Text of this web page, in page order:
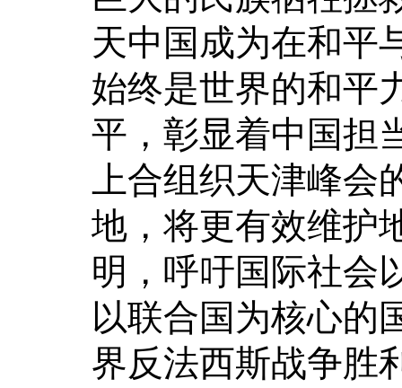
天中国成为在和平
始终是世界的和平
平，彰显着中国担
上合组织天津峰会
地，将更有效维护
明，呼吁国际社会
以联合国为核心的
界反法西斯战争胜